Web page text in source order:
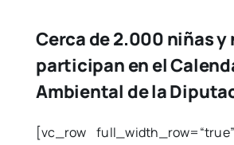
Cerca de 2.000 niñas y
participan en el
Ambiental de la
[vc_row